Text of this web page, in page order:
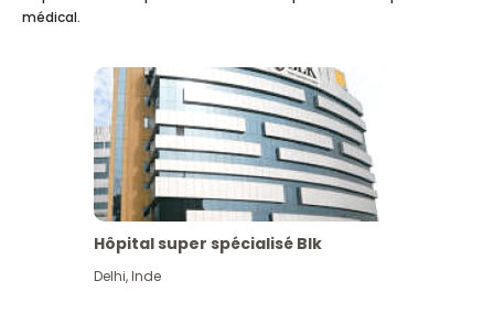
médical.
Hôpital super spécialisé Blk
Delhi,Inde